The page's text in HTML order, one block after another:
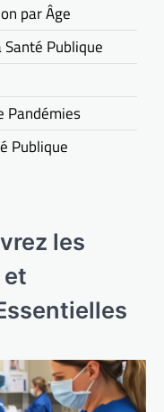
les
et
par Âge
Publique
Pandémies
Publique